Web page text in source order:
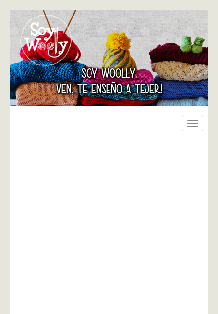
SOY WOOLLY.
VEN, TE ENSEÑO A TEJER!
Toggle